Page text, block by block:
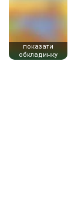
показати
обкладинку